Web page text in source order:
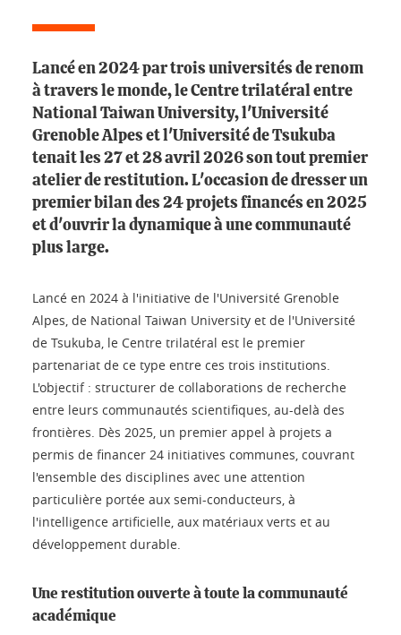
Lancé en 2024 par trois universités de renom
à travers le monde, le Centre trilatéral entre
National Taiwan University, l'Université
Grenoble Alpes et l'Université de Tsukuba
tenait les 27 et 28 avril 2026 son tout premier
atelier de restitution. L'occasion de dresser un
premier bilan des 24 projets financés en 2025
et d'ouvrir la dynamique à une communauté
plus large.
Lancé en 2024 à l'initiative de l'Université Grenoble
Alpes, de National Taiwan University et de l'Université
de Tsukuba, le Centre trilatéral est le premier
partenariat de ce type entre ces trois institutions.
L'objectif : structurer de collaborations de recherche
entre leurs communautés scientifiques, au-delà des
frontières. Dès 2025, un premier appel à projets a
permis de financer 24 initiatives communes, couvrant
l'ensemble des disciplines avec une attention
particulière portée aux semi-conducteurs, à
l'intelligence artificielle, aux matériaux verts et au
développement durable.
Une restitution ouverte à toute la communauté
académique